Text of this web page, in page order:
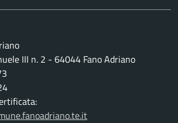
III n. 2 - 64044 Fano Adriano